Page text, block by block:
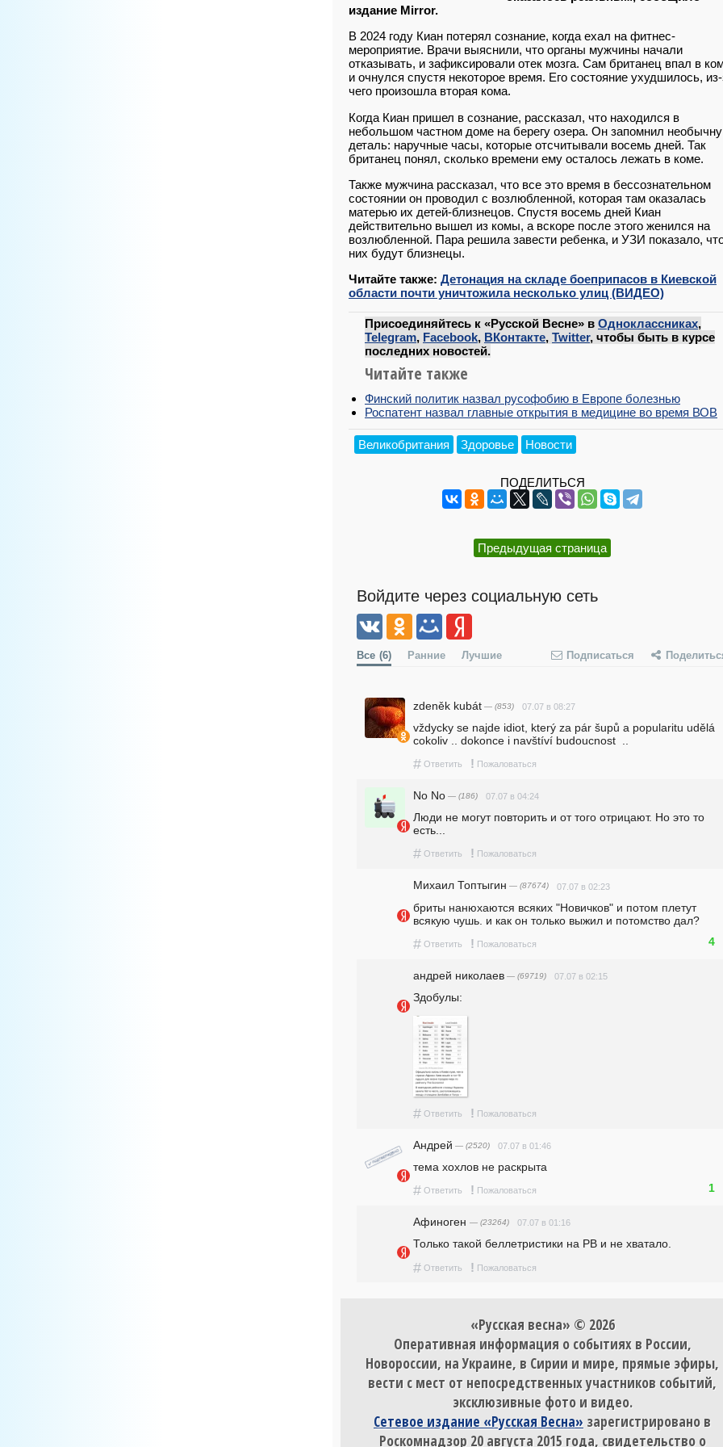
издание Mirror.
В 2024 году Киан потерял сознание, когда ехал на фитнес-
мероприятие. Врачи выяснили, что органы мужчины начали
отказывать, и зафиксировали отек мозга. Сам британец впал в
и очнулся спустя некоторое время. Его состояние ухудшилось,
чего произошла вторая кома.
Когда Киан пришел в сознание, рассказал, что находился в
небольшом частном доме на берегу озера. Он запомнил
деталь: наручные часы, которые отсчитывали восемь дней. Так
британец понял, сколько времени ему осталось лежать в коме.
Также мужчина рассказал, что все это время в бессознательном
состоянии он проводил с возлюбленной, которая там оказалась
матерью их детей-близнецов. Спустя восемь дней Киан
действительно вышел из комы, а вскоре после этого женился на
возлюбленной. Пара решила завести ребенка, и УЗИ показало,
них будут близнецы.
Читайте также: Детонация на складе боеприпасов в Киевской
области почти уничтожила несколько улиц (ВИДЕО)
Присоединяйтесь к «Русской Весне» в Одноклассниках,
Telegram, Facebook, ВКонтакте, Twitter, чтобы быть в курсе
последних новостей.
Читайте также
Финский политик назвал русофобию в Европе болезнью
Роспатент назвал главные открытия в медицине во время ВОВ
Великобритания Здоровье Новости
ПОДЕЛИТЬСЯ
Предыдущая страница
Войдите через социальную сеть
Все (6) Ранние Лучшие Подписаться
zdeněk kubát — (853) 07.07 в 08:27
vždycky se najde idiot, který za pár šupů a popularitu udělá
cokoliv .. dokonce i navštíví budoucnost  ..
# Ответить ! Пожаловаться
No No — (186) 07.07 в 04:24
Люди не могут повторить и от того отрицают. Но это то
есть...
# Ответить ! Пожаловаться
Михаил Топтыгин — (87674) 07.07 в 02:23
бриты нанюхаются всяких "Новичков" и потом плетут
всякую чушь. и как он только выжил и потомство дал?
# Ответить ! Пожаловаться 4
андpeй николаев — (69719) 07.07 в 02:15
Здобулы:
# Ответить ! Пожаловаться
Андрей — (2520) 07.07 в 01:46
тема хохлов не раскрыта
# Ответить ! Пожаловаться 1
Афиноген — (23264) 07.07 в 01:16
Только такой беллетристики на РВ и не хватало.
# Ответить ! Пожаловаться
«Русская весна» © 2026
Оперативная информация о событиях в России,
Новороссии, на Украине, в Сирии и мире, прямые эфиры,
вести с мест от непосредственных участников событий,
эксклюзивные фото и видео.
Сетевое издание «Русская Весна» зарегистрировано в
Роскомнадзор 20 августа 2015 года, свидетельство о